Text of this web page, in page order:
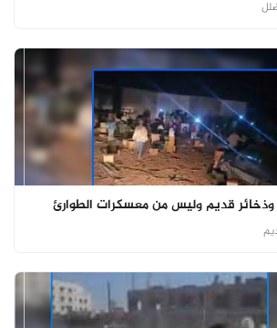
قديم وليس من معسكرات الطوارئ